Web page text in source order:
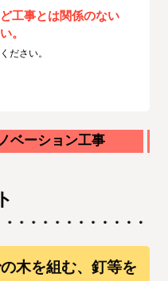
工事とは関係のない
。
ださい。
ベーション工事
木を組む、釘等を